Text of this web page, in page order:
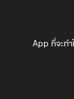
“อะ..ขอบ..ขอบคุณเจ้
หรือไม่เจ้าคะ ที่นี่..เ
App ที่จะท